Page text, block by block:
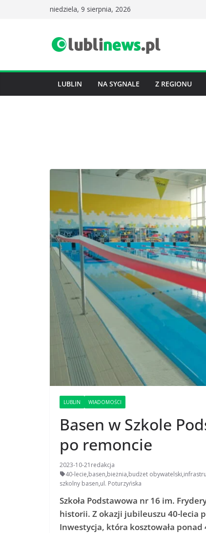
niedziela, 9 sierpnia, 2026
LUBLIN NA SYGNALE Z REGIONU
LUBLIN WIADOMOŚCI
Basen w Szkole
po remoncie
2023-10-21 redakcja
40-lecie,basen,bieżnia,budżet obywatelski,
szkolny basen,ul. Poturzyńska
Szkoła Podstawowa nr 16 im.
historii. Z okazji jubileuszu 40-lecia
Inwestycja, która kosztowała ponad